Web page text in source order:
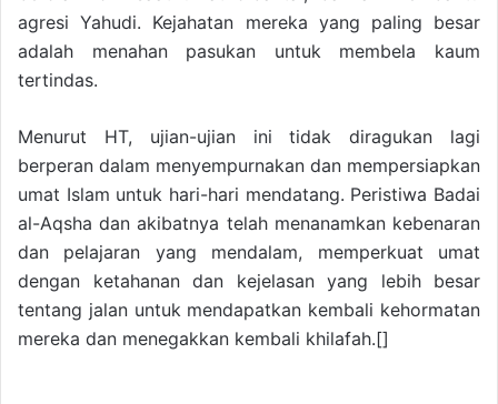
agresi Yahudi. Kejahatan mereka yang paling besar
adalah menahan pasukan untuk membela kaum
tertindas.
Menurut HT, ujian-ujian ini tidak diragukan lagi
berperan dalam menyempurnakan dan mempersiapkan
umat Islam untuk hari-hari mendatang. Peristiwa Badai
al-Aqsha dan akibatnya telah menanamkan kebenaran
dan pelajaran yang mendalam, memperkuat umat
dengan ketahanan dan kejelasan yang lebih besar
tentang jalan untuk mendapatkan kembali kehormatan
mereka dan menegakkan kembali khilafah.[]